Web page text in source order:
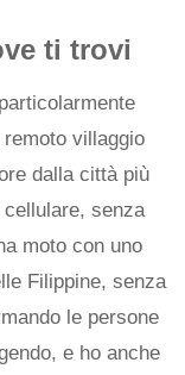
ti trovi
villaggio
dalla città più
senza
moto con uno
Filippine, senza
le persone
e ho anche